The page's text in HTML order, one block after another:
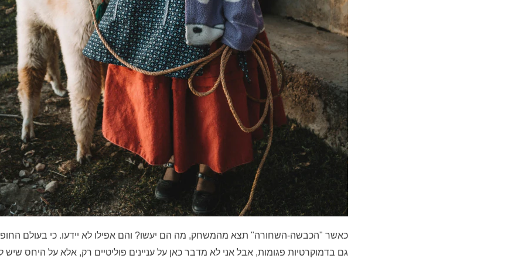
כאשר "הכבשה-השחורה" תצא מהמשחק, מה הם יעשו? והם אפילו לא יידעו. כי בעולם
גם בדמוקרטיות פגומות, אבל אני לא מדבר כאן על עניינים פוליטיים רק, אלא על היחס